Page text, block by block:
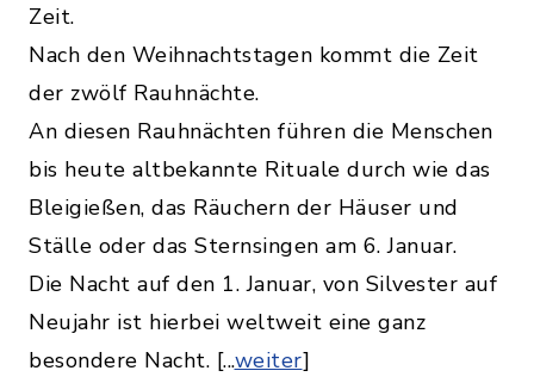
Zeit.
Nach den Weihnachtstagen kommt die Zeit
der zwölf Rauhnächte.
An diesen Rauhnächten führen die Menschen
bis heute altbekannte Rituale durch wie das
Bleigießen, das Räuchern der Häuser und
Ställe oder das Sternsingen am 6. Januar.
Die Nacht auf den 1. Januar, von Silvester auf
Neujahr ist hierbei weltweit eine ganz
besondere Nacht. [...weiter]